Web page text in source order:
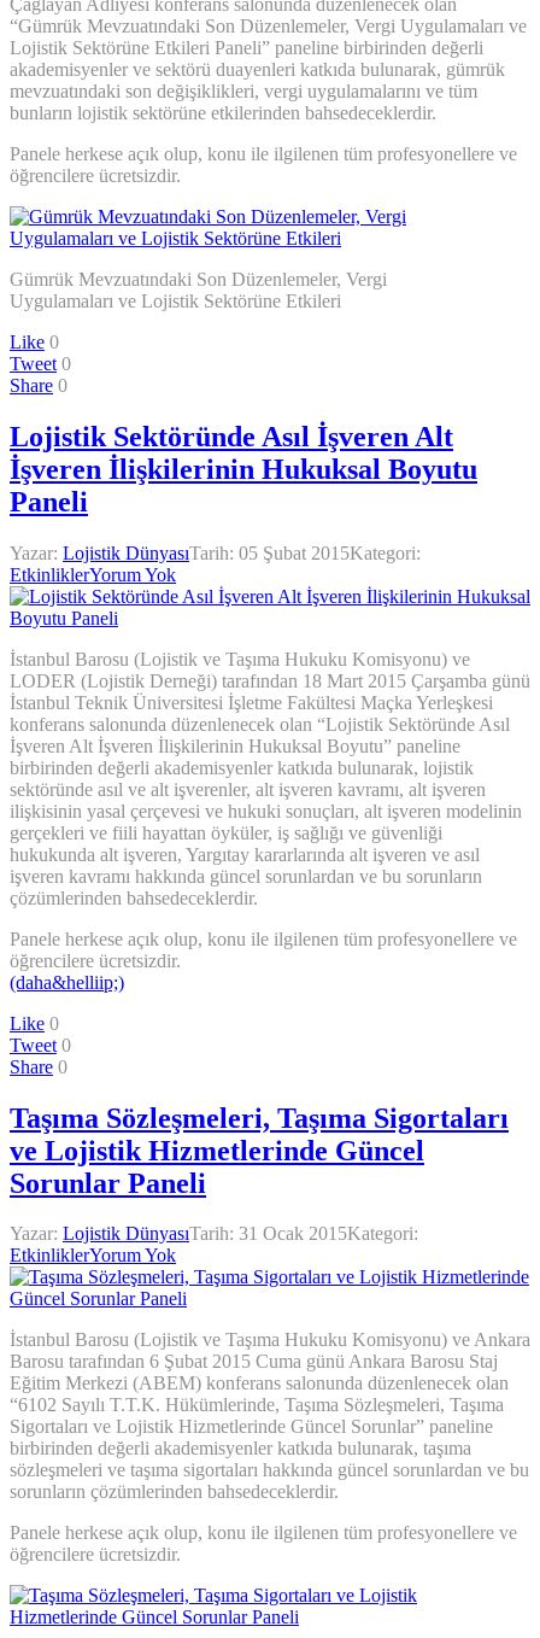
“Gümrük Mevzuatındaki Son Düzenlemeler, Vergi Uygulamaları ve
Lojistik Sektörüne Etkileri Paneli” paneline birbirinden değerli
akademisyenler ve sektörü duayenleri katkıda bulunarak, gümrük
mevzuatındaki son değişiklikleri, vergi uygulamalarını ve tüm
bunların lojistik sektörüne etkilerinden bahsedeceklerdir.
Panele herkese açık olup, konu ile ilgilenen tüm profesyonellere ve
öğrencilere ücretsizdir.
Gümrük Mevzuatındaki Son Düzenlemeler, Vergi
Uygulamaları ve Lojistik Sektörüne Etkileri
Like 0
Tweet 0
Share 0
Lojistik Sektöründe Asıl İşveren Alt
İşveren İlişkilerinin Hukuksal Boyutu
Paneli
Yazar: Lojistik DünyasıTarih: 05 Şubat 2015Kategori:
EtkinliklerYorum Yok
İstanbul Barosu (Lojistik ve Taşıma Hukuku Komisyonu) ve
LODER (Lojistik Derneği) tarafından 18 Mart 2015 Çarşamba günü
İstanbul Teknik Üniversitesi İşletme Fakültesi Maçka Yerleşkesi
konferans salonunda düzenlenecek olan “Lojistik Sektöründe Asıl
İşveren Alt İşveren İlişkilerinin Hukuksal Boyutu” paneline
birbirinden değerli akademisyenler katkıda bulunarak, lojistik
sektöründe asıl ve alt işverenler, alt işveren kavramı, alt işveren
ilişkisinin yasal çerçevesi ve hukuki sonuçları, alt işveren modelinin
gerçekleri ve fiili hayattan öyküler, iş sağlığı ve güvenliği
hukukunda alt işveren, Yargıtay kararlarında alt işveren ve asıl
işveren kavramı hakkında güncel sorunlardan ve bu sorunların
çözümlerinden bahsedeceklerdir.
Panele herkese açık olup, konu ile ilgilenen tüm profesyonellere ve
öğrencilere ücretsizdir.
(daha&helliip;)
Like 0
Tweet 0
Share 0
Taşıma Sözleşmeleri, Taşıma Sigortaları
ve Lojistik Hizmetlerinde Güncel
Sorunlar Paneli
Yazar: Lojistik DünyasıTarih: 31 Ocak 2015Kategori:
EtkinliklerYorum Yok
İstanbul Barosu (Lojistik ve Taşıma Hukuku Komisyonu) ve Ankara
Barosu tarafından 6 Şubat 2015 Cuma günü Ankara Barosu Staj
Eğitim Merkezi (ABEM) konferans salonunda düzenlenecek olan
“6102 Sayılı T.T.K. Hükümlerinde, Taşıma Sözleşmeleri, Taşıma
Sigortaları ve Lojistik Hizmetlerinde Güncel Sorunlar” paneline
birbirinden değerli akademisyenler katkıda bulunarak, taşıma
sözleşmeleri ve taşıma sigortaları hakkında güncel sorunlardan ve bu
sorunların çözümlerinden bahsedeceklerdir.
Panele herkese açık olup, konu ile ilgilenen tüm profesyonellere ve
öğrencilere ücretsizdir.